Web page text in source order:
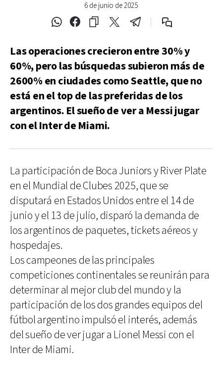
6 de junio de 2025
Las operaciones crecieron entre 30% y
60%, pero las búsquedas subieron más de
2600% en ciudades como Seattle, que no
está en el top de las preferidas de los
argentinos. El sueño de ver a Messi jugar
con el Inter de Miami.
La participación de Boca Juniors y River Plate
en el Mundial de Clubes 2025, que se
disputará en Estados Unidos entre el 14 de
junio y el 13 de julio, disparó la demanda de
los argentinos de paquetes, tickets aéreos y
hospedajes.
Los campeones de las principales
competiciones continentales se reunirán para
determinar al mejor club del mundo y la
participación de los dos grandes equipos del
fútbol argentino impulsó el interés, además
del sueño de ver jugar a Lionel Messi con el
Inter de Miami.